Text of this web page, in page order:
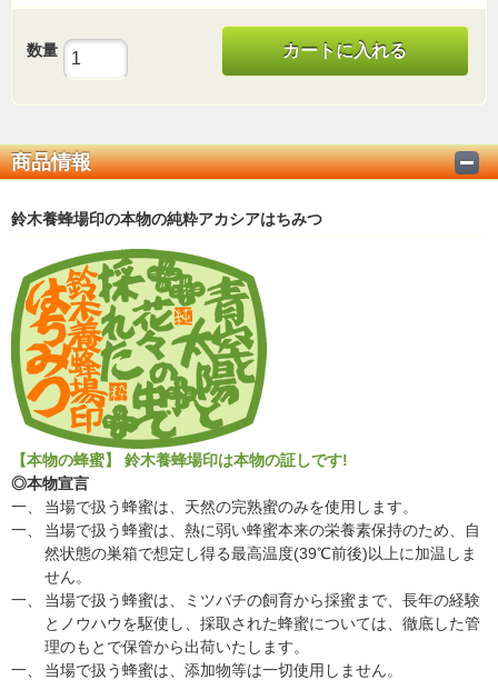
数量 カートに入れる
商品情報
鈴木養蜂場印の本物の純粋アカシアはちみつ
【本物の蜂蜜】 鈴木養蜂場印は本物の証しです!
◎本物宣言
一、
当場で扱う蜂蜜は、天然の完熟蜜のみを使用します。
一、
当場で扱う蜂蜜は、熱に弱い蜂蜜本来の栄養素保持のため、自
然状態の巣箱で想定し得る最高温度(39℃前後)以上に加温しま
せん。
一、
当場で扱う蜂蜜は、ミツバチの飼育から採蜜まで、長年の経験
とノウハウを駆使し、採取された蜂蜜については、徹底した管
理のもとで保管から出荷いたします。
一、
当場で扱う蜂蜜は、添加物等は一切使用しません。